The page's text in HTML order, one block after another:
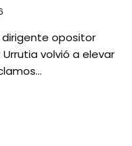
dirigente opositor
volvió a elevar